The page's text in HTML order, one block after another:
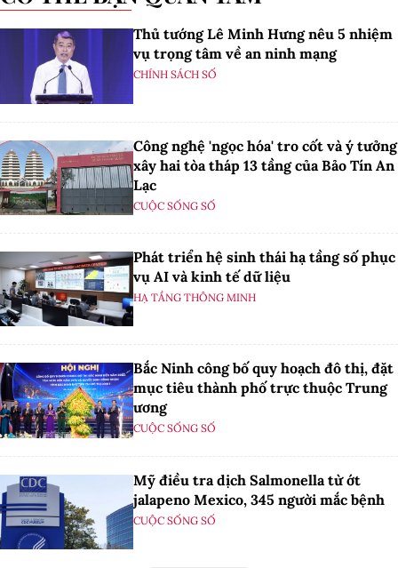
Thủ tướng Lê Minh Hưng nêu 5 nhiệm
vụ trọng tâm về an ninh mạng
CHÍNH SÁCH SỐ
Công nghệ 'ngọc hóa' tro cốt và ý tưởng
xây hai tòa tháp 13 tầng của Bảo Tín An
Lạc
CUỘC SỐNG SỐ
Phát triển hệ sinh thái hạ tầng số phục
vụ AI và kinh tế dữ liệu
HẠ TẦNG THÔNG MINH
Bắc Ninh công bố quy hoạch đô thị, đặt
mục tiêu thành phố trực thuộc Trung
ương
CUỘC SỐNG SỐ
Mỹ điều tra dịch Salmonella từ ớt
jalapeno Mexico, 345 người mắc bệnh
CUỘC SỐNG SỐ